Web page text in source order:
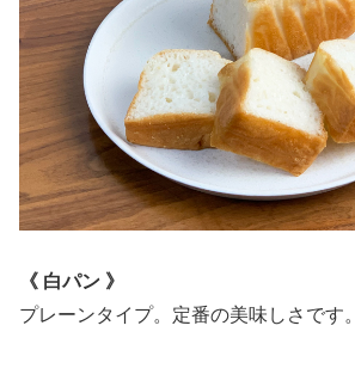
《 白パン 》
プレーンタイプ。定番の美味しさです。